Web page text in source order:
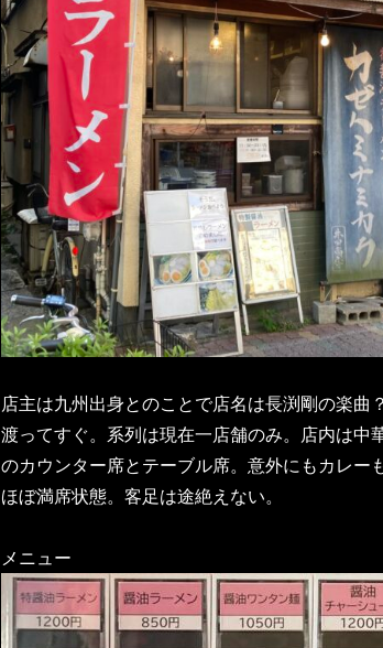
店主は九州出身とのことで店名は長渕剛の楽曲
渡ってすぐ。系列は現在一店舗のみ。店内は中
のカウンター席とテーブル席。意外にもカレー
ほぼ満席状態。客足は途絶えない。
メニュー